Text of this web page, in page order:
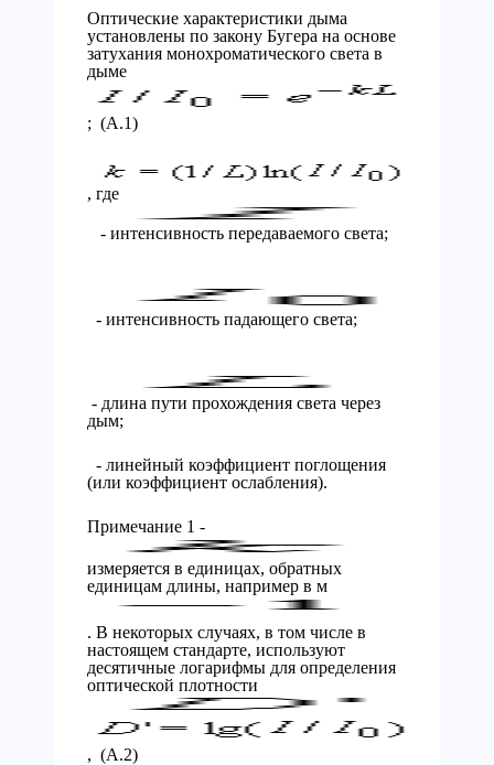
Оптические характеристики дыма
установлены по закону Бугера на основе
затухания монохроматического света в
дыме
; (А.1)
, где
- интенсивность передаваемого света;
- интенсивность падающего света;
- длина пути прохождения света через
дым;
- линейный коэффициент поглощения
(или коэффициент ослабления).
Примечание 1 -
измеряется в единицах, обратных
единицам длины, например в м
. В некоторых случаях, в том числе в
настоящем стандарте, используют
десятичные логарифмы для определения
оптической плотности
, (А.2)